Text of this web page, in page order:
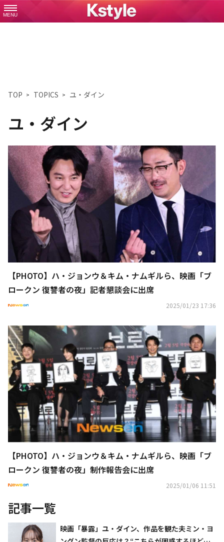
MENU
TOP TOPICS ユ・ダイン
ユ・ダイン
【PHOTO】ハ・ジョンウ＆キム・ナムギルら、映画「ブ
ロークン 復讐者の夜」記者懇談会に出席
2025/01/23 17:36
【PHOTO】ハ・ジョンウ＆キム・ナムギルら、映画「ブ
ロークン 復讐者の夜」制作報告会に出席
2025/01/06 11:51
記事一覧
映画「暴露」ユ・ダイン、作品を観た夫ミン・ヨ